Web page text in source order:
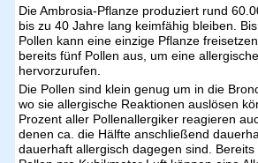
Die Ambrosia-Pflanze produziert rund
bis zu 40 Jahre lang keimfähig bleiben.
Pollen kann eine einzige Pflanze
bereits fünf Pollen aus, um eine
hervorzurufen.
Die Pollen sind klein genug um in die
wo sie allergische Reaktionen auslösen
Prozent aller Pollenallergiker reagieren
denen ca. die Hälfte anschließend
dauerhaft allergisch dagegen sind.